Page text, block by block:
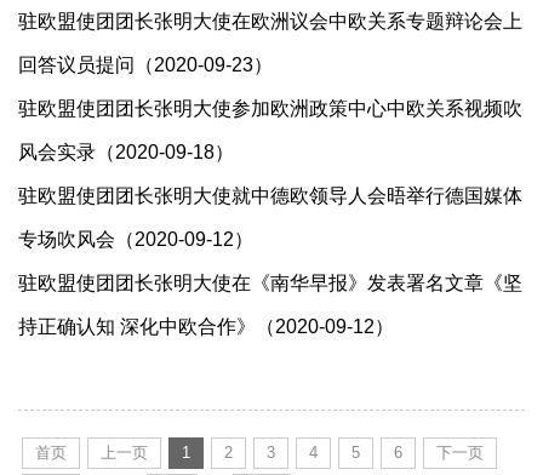
驻欧盟使团团长张明大使在欧洲议会中欧关系专题辩论会上
回答议员提问（2020-09-23）
驻欧盟使团团长张明大使参加欧洲政策中心中欧关系视频吹
风会实录（2020-09-18）
驻欧盟使团团长张明大使就中德欧领导人会晤举行德国媒体
专场吹风会（2020-09-12）
驻欧盟使团团长张明大使在《南华早报》发表署名文章《坚
持正确认知 深化中欧合作》（2020-09-12）
首页 上一页 1 2 3 4 5 6
下一页